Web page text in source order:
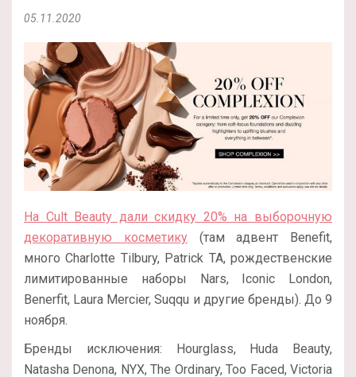
05.11.2020
На Сult Beauty дали скидку 20% на выборочную
декоративную косметику(там адвент Benefit,
много Charlotte Tilbury, Patrick TA, рождественские
лимитированные наборы Nars, Iconic London,
Benerfit, Laura Mercier, Suqqu и другие бренды). До 9
ноября.
Бренды исключения: Hourglass, Huda Beauty,
Natasha Denona, NYX, The Ordinary, Too Faced, Victoria